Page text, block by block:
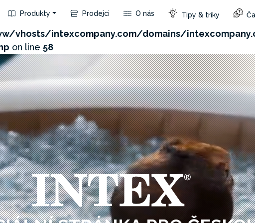
product/
vhosts/intexcompany.com/domains/
on line 58
Produkty Prodejci O nás Tipy & triky